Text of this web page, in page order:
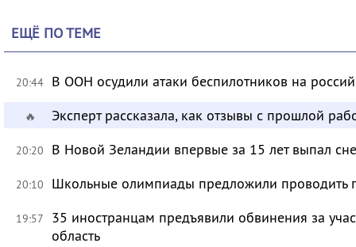
ЕЩЁ ПО ТЕМЕ
20:44 В ООН осудили атаки беспилотников на
🔥 Эксперт рассказала, как отзывы с прошлой
20:20 В Новой Зеландии впервые за 15 лет выпал
20:10 Школьные олимпиады предложили проводить
19:57
35 иностранцам предъявили обвинения за
область